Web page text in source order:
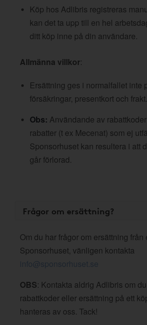
Köp hos Adlibris registreras
kan det ta upp till en hel
ditt köp inne på din användare.
Allmänna villkor:
Ersättning ges i normalfallet inte
försäkringar, presentkort och frakt.
Obs: Användande av
rabatter (t ex Mecenat) som ej
Sponsorhuset kan resultera i att
går förlorad.
Frågor om ersättning?
Om du har frågor om ersättning från
Sponsorhuset, vänligen kontakta
info@sponsorhuset.se
OBS: Kontakta aldrig Adlibris om
rabattkoder eller ersättning på ett
hanteras av oss. Tack!